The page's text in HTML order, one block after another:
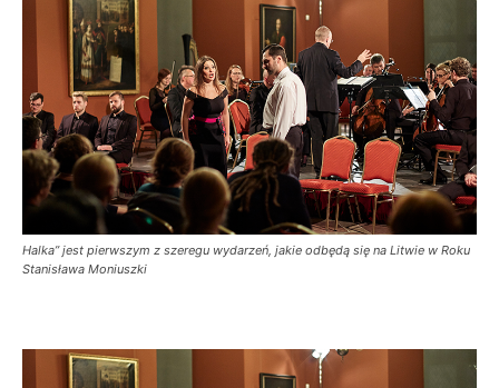
Halka” jest pierwszym z szeregu wydarzeń, jakie odbędą się na Litwie w Roku
Stanisława Moniuszki